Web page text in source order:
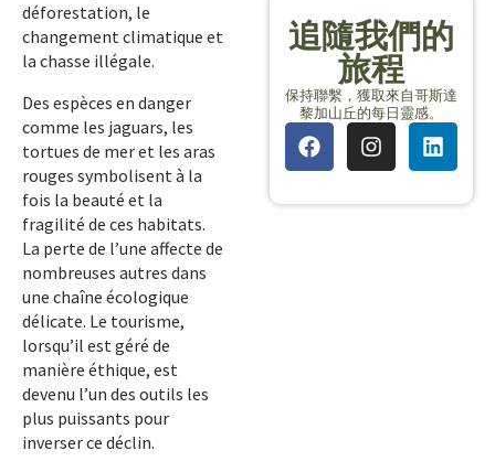
déforestation, le
changement climatique et
la chasse illégale.
Des espèces en danger
comme les jaguars, les
tortues de mer et les aras
rouges symbolisent à la
fois la beauté et la
fragilité de ces habitats.
La perte de l’une affecte de
nombreuses autres dans
une chaîne écologique
délicate. Le tourisme,
lorsqu’il est géré de
manière éthique, est
devenu l’un des outils les
plus puissants pour
inverser ce déclin.
追隨我們的
旅程
保持聯繫，獲取來自哥斯達
黎加山丘的每日靈感。